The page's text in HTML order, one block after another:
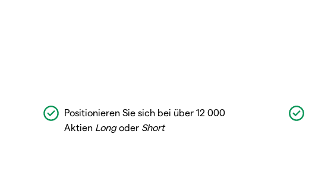
Positionieren Sie sich bei über 12 000
Aktien Longoder Short